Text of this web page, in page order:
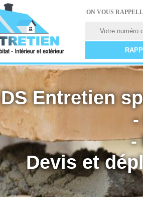
ON VOUS
DS Entretien
-
Devis et